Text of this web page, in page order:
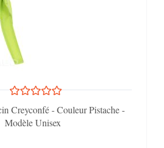
Creyconfé - Couleur Pistache -
Modèle Unisex